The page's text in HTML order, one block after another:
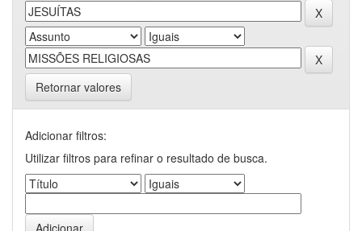
Retornar valores
Adicionar filtros:
Utilizar filtros para refinar o resultado de busca.